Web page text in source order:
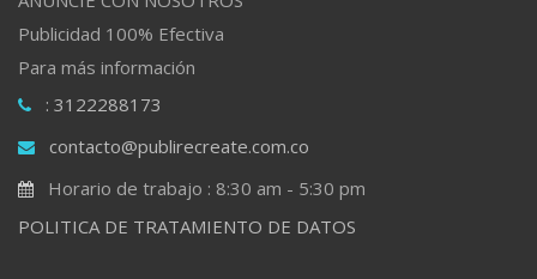
Publicidad 100% Efectiva
Para más información
: 3122288173
contacto@publirecreate.com.co
Horario de trabajo : 8:30 am - 5:30 pm
POLITICA DE TRATAMIENTO DE DATOS